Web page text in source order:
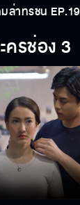
ล่าทรชน EP.19
ครช่อง 3